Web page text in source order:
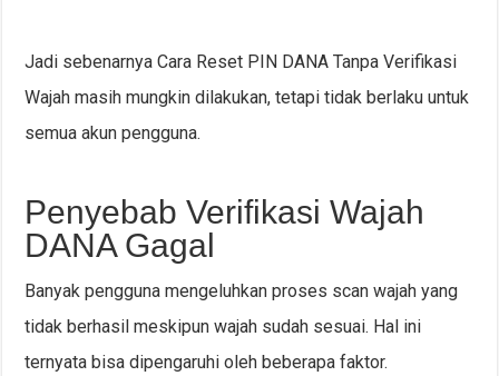
Jadi sebenarnya Cara Reset PIN DANA Tanpa Verifikasi
Wajah masih mungkin dilakukan, tetapi tidak berlaku untuk
semua akun pengguna.
Penyebab Verifikasi Wajah
DANA Gagal
Banyak pengguna mengeluhkan proses scan wajah yang
tidak berhasil meskipun wajah sudah sesuai. Hal ini
ternyata bisa dipengaruhi oleh beberapa faktor.